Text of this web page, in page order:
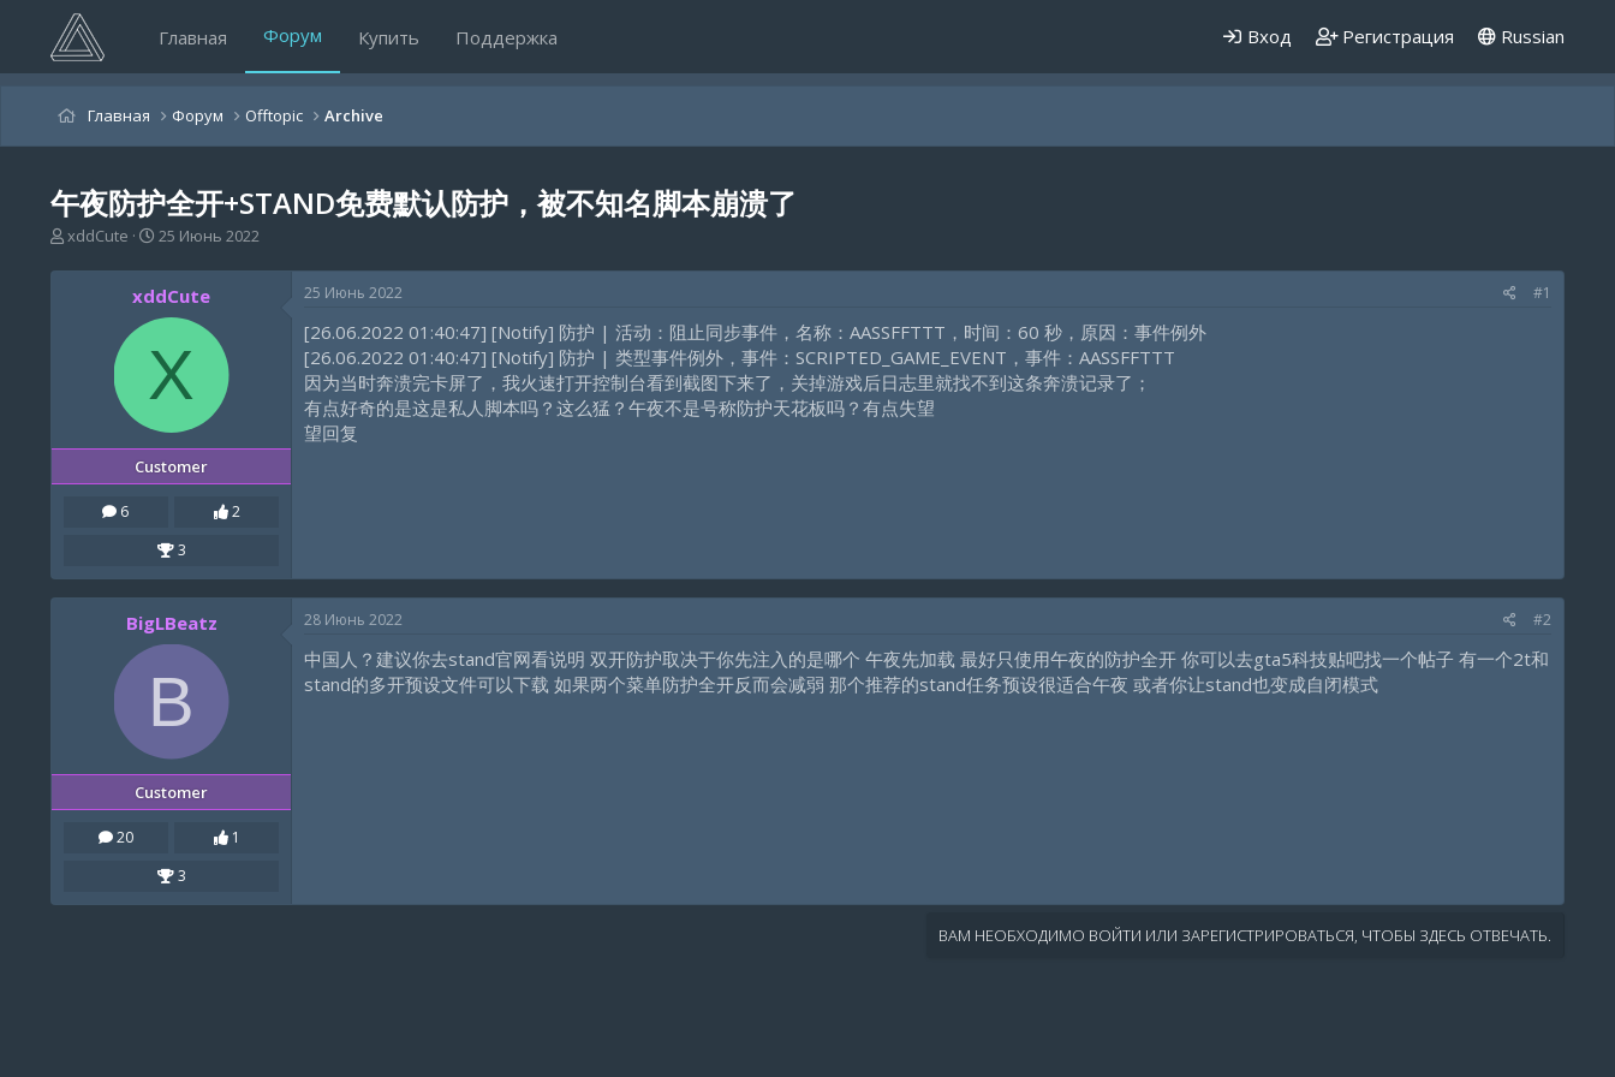
Главная Форум Купить Поддержка Вход Регистрация Russian
Главная Форум Offtopic Archive
午夜防护全开+STAND免费默认防护，被不知名脚本崩溃了
А
т
xddCute
Д
т
а
н
ч
а
а
25 Июнь 2022
xddCute
X
Customer
6
2
3
25 Июнь 2022 #1
[26.06.2022 01:40:47] [Notify] 防护 | 活动：阻止同步事件，名称：AASSFFTTT，时间：60 秒，原因：事件例外
[26.06.2022 01:40:47] [Notify] 防护 | 类型事件例外，事件：SCRIPTED_GAME_EVENT，事件：AASSFFTTT
因为当时奔溃完卡屏了，我火速打开控制台看到截图下来了，关掉游戏后日志里就找不到这条奔溃记录了；
有点好奇的是这是私人脚本吗？这么猛？午夜不是号称防护天花板吗？有点失望
望回复
BigLBeatz
B
Customer
20
1
3
28 Июнь 2022 #2
中国人？建议你去stand官网看说明 双开防护取决于你先注入的是哪个 午夜先加载 最好只使用午夜的防护全开 你可以去gta5科技贴吧找一个帖子 有一个2t和
stand的多开预设文件可以下载 如果两个菜单防护全开反而会减弱 那个推荐的stand任务预设很适合午夜 或者你让stand也变成自闭模式
ВАМ НЕОБХОДИМО ВОЙТИ ИЛИ ЗАРЕГИСТРИРОВАТЬСЯ, ЧТОБЫ ЗДЕСЬ ОТВЕЧАТЬ.